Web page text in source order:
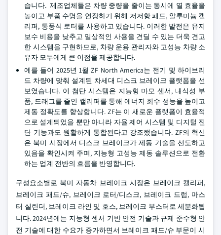
습니다. 제조업체들은 차량 중량을 줄이는 동시에 열 효율을
높이고 부품 수명을 연장하기 위해 저저항 패드, 알루미늄 캘
리퍼, 통풍식 로터를 사용하고 있습니다. 이러한 발전은 유지
보수 비용을 낮추고 일상적인 사용을 견딜 수 있는 더욱 견고
한 시스템을 구현하므로, 차량 운용 관리자와 고성능 차량 소
유자 모두에게 큰 이점을 제공합니다.
예를 들어 2025년 1월 ZF North America는 전기 및 하이브리
드 차량에 맞춰 설계된 차세대 디스크 브레이크 플랫폼을 선
보였습니다. 이 첨단 시스템은 지능형 마모 센서, 내식성 부
품, 드래그를 줄인 캘리퍼를 통해 에너지 회수 성능을 높이고
제동 정확도를 향상합니다. ZF는 이 새로운 플랫폼이 효율적
으로 설계되었을 뿐만 아니라 자율 제어 시스템 및 디지털 진
단 기능과도 원활하게 통합된다고 강조했습니다. ZF의 혁신
은 북미 시장에서 디스크 브레이크가 제동 기술을 선도하고
있음을 확인시켜 주며, 지능형 고성능 제동 솔루션으로 전환
하는 업계 전반의 흐름을 반영합니다.
구성요소별로 북미 자동차 브레이크 시장은 브레이크 캘리퍼,
브레이크 패드/슈, 브레이크 로터/디스크, 브레이크 드럼, 마스
터 실린더, 브레이크 라인 및 호스, 브레이크 부스터로 세분화됩
니다. 2024년에는 지능형 센서 기반 안전 기술과 규제 준수형 안
전 기술에 대한 수요가 증가하면서 브레이크 패드/슈 부문이 시